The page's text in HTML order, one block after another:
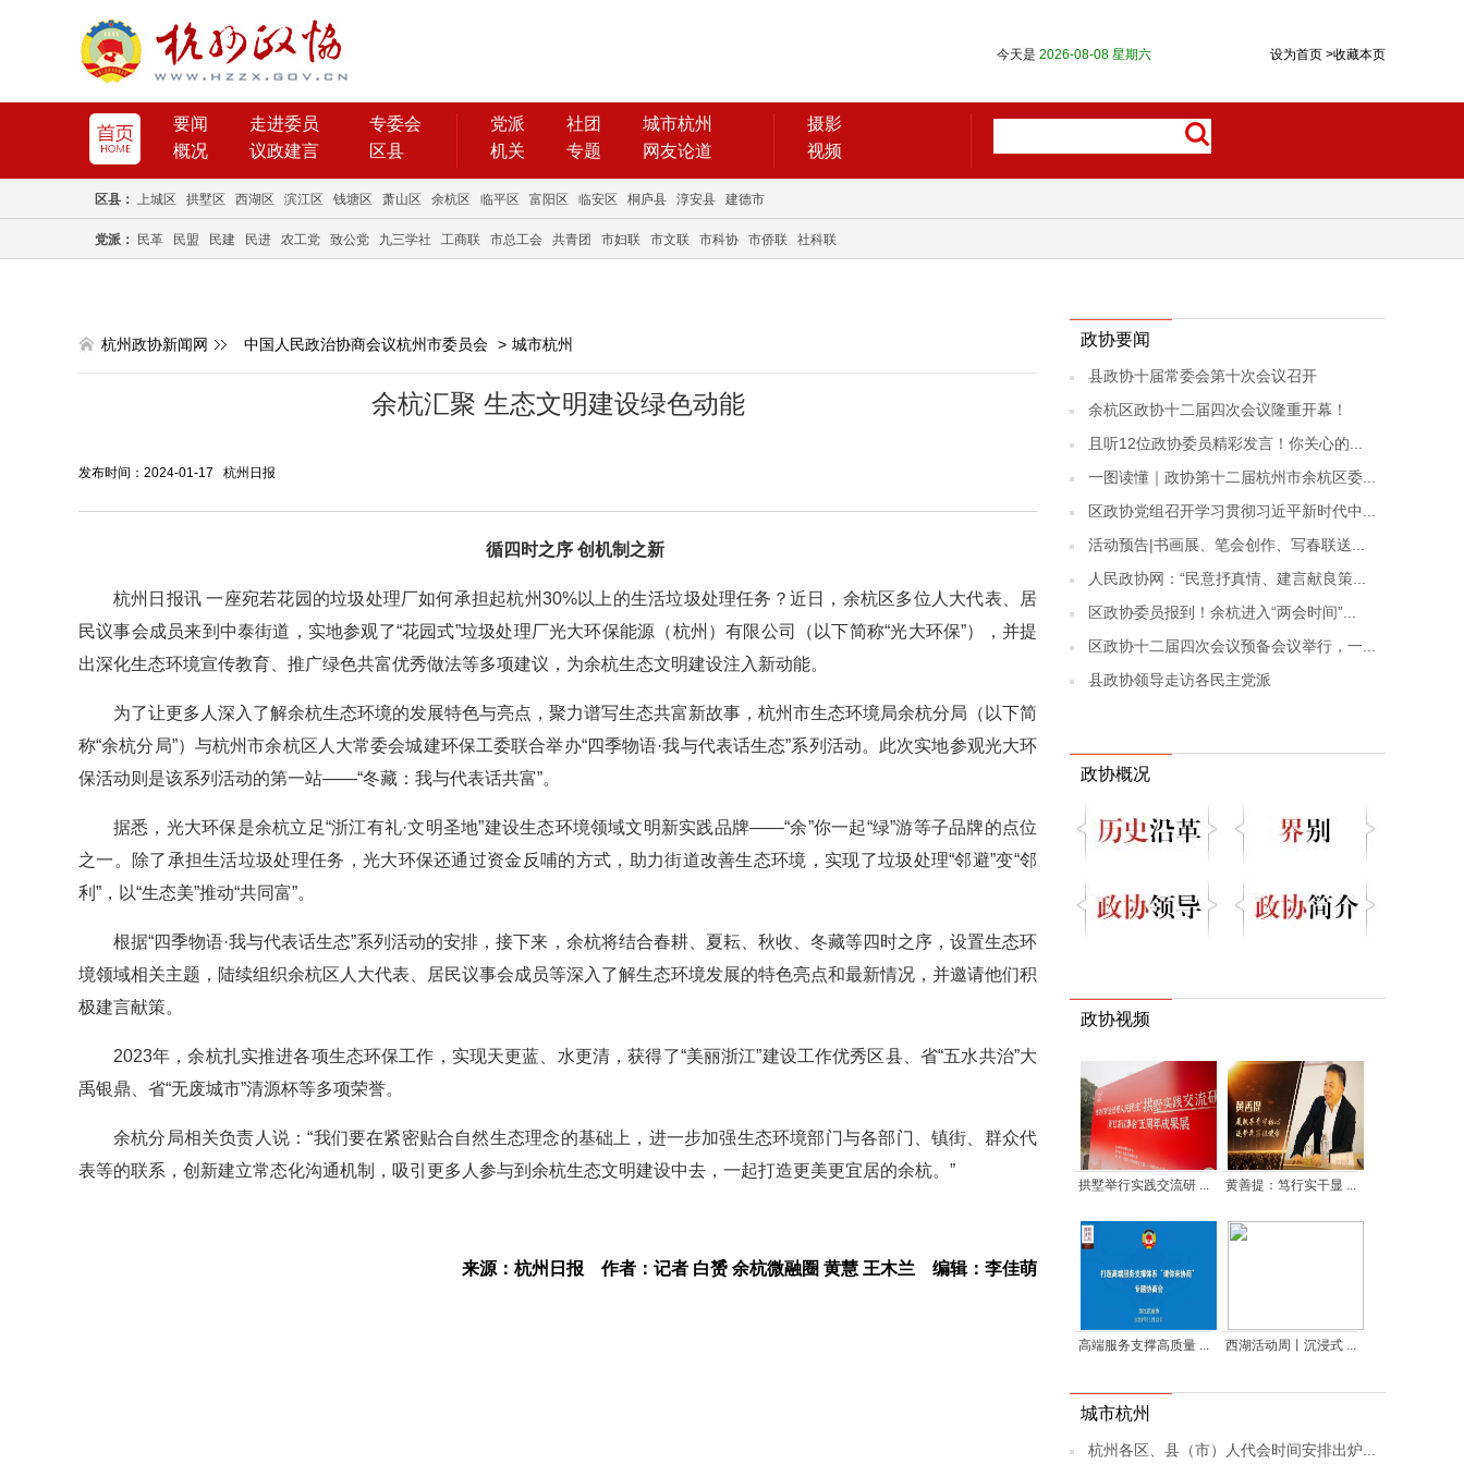
设为首页 >收藏本页
今天是 2026-08-08 星期六
要闻 走进委员
专委会
概况
议政建言 区县
党派 社团
城市杭州
机关
专题 网友论道
摄影
视频
区县： 上城区 拱墅区 西湖区 滨江区 钱塘区 萧山区 余杭区 临平区 富阳区 临安区 桐庐县 淳安县 建德市
党派： 民革 民盟 民建 民进 农工党 致公党 九三学社 工商联 市总工会 共青团 市妇联 市文联 市科协 市侨联 社科联
杭州政协新闻网 中国人民政治协商会议杭州市委员会 > 城市杭州
余杭汇聚 生态文明建设绿色动能
发布时间：2024-01-17 杭州日报
循四时之序 创机制之新
杭州日报讯 一座宛若花园的垃圾处理厂如何承担起杭州30%以上的生活垃圾处理任务？近日，余杭区多位人大代表、居
民议事会成员来到中泰街道，实地参观了“花园式”垃圾处理厂光大环保能源（杭州）有限公司（以下简称“光大环保”），并提
出深化生态环境宣传教育、推广绿色共富优秀做法等多项建议，为余杭生态文明建设注入新动能。
为了让更多人深入了解余杭生态环境的发展特色与亮点，聚力谱写生态共富新故事，杭州市生态环境局余杭分局（以下简
称“余杭分局”）与杭州市余杭区人大常委会城建环保工委联合举办“四季物语·我与代表话生态”系列活动。此次实地参观光大环
保活动则是该系列活动的第一站——“冬藏：我与代表话共富”。
据悉，光大环保是余杭立足“浙江有礼·文明圣地”建设生态环境领域文明新实践品牌——“余”你一起“绿”游等子品牌的点位
之一。除了承担生活垃圾处理任务，光大环保还通过资金反哺的方式，助力街道改善生态环境，实现了垃圾处理“邻避”变“邻
利”，以“生态美”推动“共同富”。
根据“四季物语·我与代表话生态”系列活动的安排，接下来，余杭将结合春耕、夏耘、秋收、冬藏等四时之序，设置生态环
境领域相关主题，陆续组织余杭区人大代表、居民议事会成员等深入了解生态环境发展的特色亮点和最新情况，并邀请他们积
极建言献策。
2023年，余杭扎实推进各项生态环保工作，实现天更蓝、水更清，获得了“美丽浙江”建设工作优秀区县、省“五水共治”大
禹银鼎、省“无废城市”清源杯等多项荣誉。
余杭分局相关负责人说：“我们要在紧密贴合自然生态理念的基础上，进一步加强生态环境部门与各部门、镇街、群众代
表等的联系，创新建立常态化沟通机制，吸引更多人参与到余杭生态文明建设中去，一起打造更美更宜居的余杭。”
来源：杭州日报 作者：记者 白赟 余杭微融圈 黄慧 王木兰 编辑：李佳萌
政协要闻
县政协十届常委会第十次会议召开
余杭区政协十二届四次会议隆重开幕！
且听12位政协委员精彩发言！你关心的...
一图读懂｜政协第十二届杭州市余杭区委...
区政协党组召开学习贯彻习近平新时代中...
活动预告|书画展、笔会创作、写春联送...
人民政协网：“民意抒真情、建言献良策...
区政协委员报到！余杭进入“两会时间”...
区政协十二届四次会议预备会议举行，一...
县政协领导走访各民主党派
政协概况
政协视频
拱墅举行实践交流研 ... 黄善提：笃行实干显 ...
高端服务支撑高质量 ... 西湖活动周丨沉浸式 ...
城市杭州
杭州各区、县（市）人代会时间安排出炉...